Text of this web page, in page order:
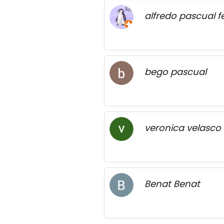
alfredo pascual
bego pascual
veronica velasco
Benat Benat